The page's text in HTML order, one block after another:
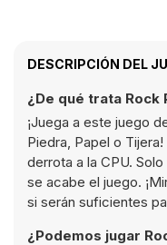
DESCRIPCIÓN DEL
¿De qué trata Rock
¡Juega a este juego
Piedra, Papel o
derrota a la CPU.
se acabe el juego.
si serán suficientes
¿Podemos jugar